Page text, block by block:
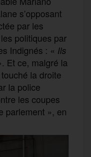
s’opposant
par les
politiques par
Indignés : « Ils
Et ce, malgré la
la droite
la police
les coupes
parlement », en